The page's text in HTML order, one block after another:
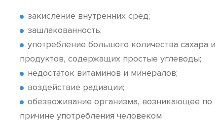
закисление внутренних сред;
зашлакованность;
употребление большого количества сахара и
продуктов, содержащих простые углеводы;
недостаток витаминов и минералов;
воздействие радиации;
обезвоживание организма, возникающее по
причине употребления человеком